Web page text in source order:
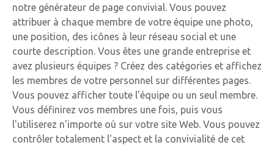
notre générateur de page convivial. Vous pouvez
attribuer à chaque membre de votre équipe une photo,
une position, des icônes à leur réseau social et une
courte description. Vous êtes une grande entreprise et
avez plusieurs équipes ? Créez des catégories et affichez
les membres de votre personnel sur différentes pages.
Vous pouvez afficher toute l'équipe ou un seul membre.
Vous définirez vos membres une fois, puis vous
l'utiliserez n'importe où sur votre site Web. Vous pouvez
contrôler totalement l'aspect et la convivialité de cet